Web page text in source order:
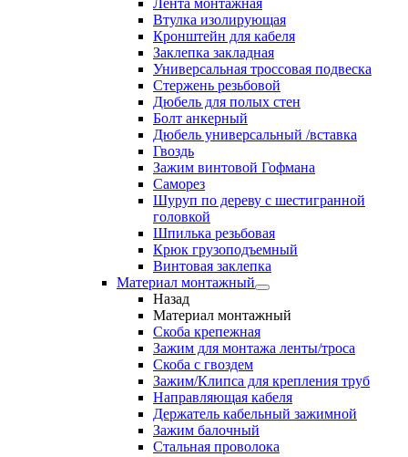
Лента монтажная
Втулка изолирующая
Кронштейн для кабеля
Заклепка закладная
Универсальная троссовая подвеска
Стержень резьбовой
Дюбель для полых стен
Болт анкерный
Дюбель универсальный /вставка
Гвоздь
Зажим винтовой Гофмана
Саморез
Шуруп по дереву с шестигранной
головкой
Шпилька резьбовая
Крюк грузоподъемный
Винтовая заклепка
Материал монтажный
Назад
Материал монтажный
Скоба крепежная
Зажим для монтажа ленты/троса
Скоба с гвоздем
Зажим/Клипса для крепления труб
Направляющая кабеля
Держатель кабельный зажимной
Зажим балочный
Стальная проволока